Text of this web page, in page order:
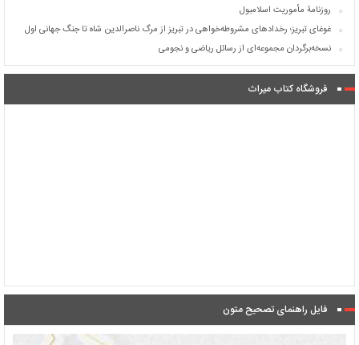
روزنامۀ مأموریت اسلامبول
غوغای تبریز؛ رخدادهای مشروطه‌خواهی در تبریز از مرگ ناصرالدین شاه تا جنگ جهانی اول
نسخه‌برگردان مجموعه‌ای از رسائل ریاضی و نجومی
فروشگاه کتاب میراث
فایل راهنمای تصحیح متون